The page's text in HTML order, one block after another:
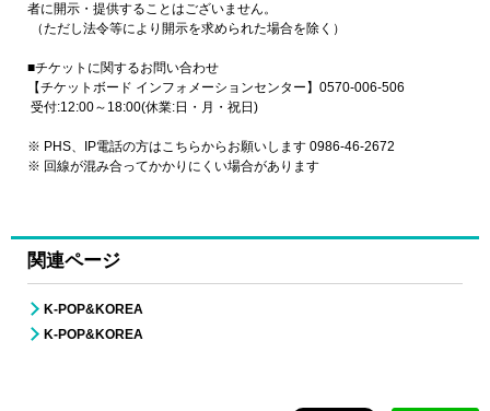
者に開示・提供することはございません。
（ただし法令等により開示を求められた場合を除く）
■チケットに関するお問い合わせ
【チケットボード インフォメーションセンター】0570-006-506
受付:12:00～18:00(休業:日・月・祝日)
※ PHS、IP電話の方はこちらからお願いします 0986-46-2672
※ 回線が混み合ってかかりにくい場合があります
関連ページ
K-POP&KOREA
K-POP&KOREA